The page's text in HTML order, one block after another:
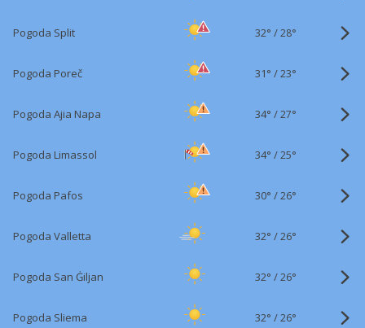
Pogoda Split 32° /28°
Pogoda Poreč 31° /23°
Pogoda Ajia Napa 34° /27°
Pogoda Limassol 34° /25°
Pogoda Pafos 30° /26°
Pogoda Valletta 32° /26°
Pogoda San Ġiljan 32° /26°
Pogoda Sliema 32° /26°